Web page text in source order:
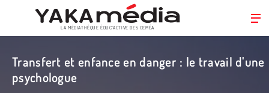
principal
LA MÉDIATHÈQUE ÉDUC’ACTIVE DES CEMÉA
Transfert et enfance en danger : le travail d'une
psychologue